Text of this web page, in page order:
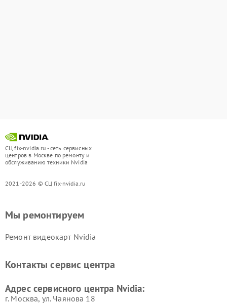
СЦ fix-nvidia.ru - сеть сервисных
центров в Москве по ремонту и
обслуживанию техники Nvidia
2021-2026 © СЦ fix-nvidia.ru
Мы ремонтируем
Ремонт видеокарт Nvidia
Контакты сервис центра
Адрес сервисного центра Nvidia:
г. Москва, ул. Чаянова 18